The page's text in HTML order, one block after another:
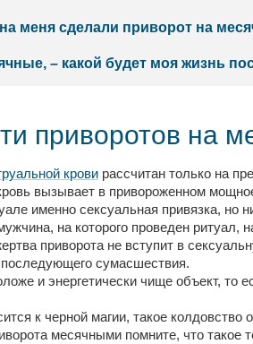
меня сделали приворот на
– какой будет моя жизнь
приворотов на
крови рассчитан только на
вызывает в привороженном
именно сексуальная привязка, но
на которого проведен ритуал,
приворота не вступит в
сумасшествия.
и энергетически чище объект,
к черной магии, такое
месячными помните, что такое